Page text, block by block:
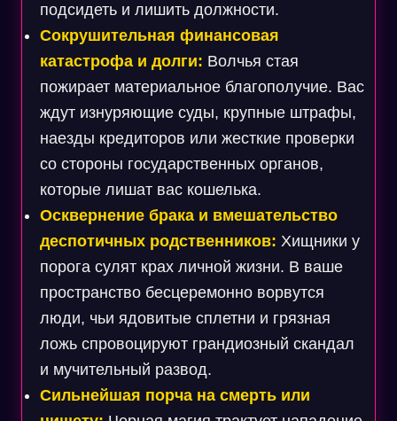
подсидеть и лишить должности.
Сокрушительная финансовая
катастрофа и долги: Волчья стая
пожирает материальное благополучие. Вас
ждут изнуряющие суды, крупные штрафы,
наезды кредиторов или жесткие проверки
со стороны государственных органов,
которые лишат вас кошелька.
Осквернение брака и вмешательство
деспотичных родственников: Хищники у
порога сулят крах личной жизни. В ваше
пространство бесцеремонно ворвутся
люди, чьи ядовитые сплетни и грязная
ложь спровоцируют грандиозный скандал
и мучительный развод.
Сильнейшая порча на смерть или